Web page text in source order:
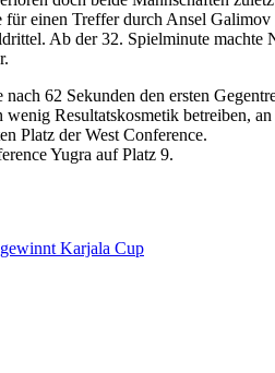
einen Treffer durch Ansel Galimov
Ab der 32. Spielminute
62 Sekunden den ersten
Resultatskosmetik betreiben,
Platz der West Conference.
Yugra auf Platz 9.
Karjala Cup